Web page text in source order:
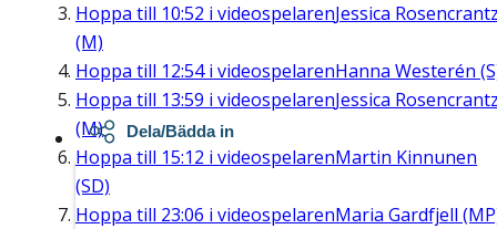
Hoppa till 10:52 i videospelarenJessica
(M)
Hoppa till 12:54i videospelarenHanna Westerén
Hoppa till 13:59 i videospelarenJessica
(M)
Hoppa till 15:12 i videospelarenMartin Kinnunen
(SD)
Hoppa till 23:06 i videospelarenMaria Gardfjell
Dela/Bädda in